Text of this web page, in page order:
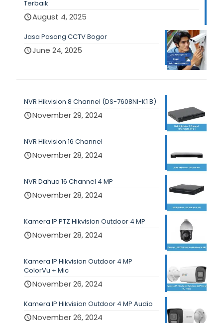
Terbaik
August 4, 2025
Jasa Pasang CCTV Bogor
June 24, 2025
NVR Hikvision 8 Channel (DS-7608NI-K1 B)
November 29, 2024
NVR Hikvision 16 Channel
November 28, 2024
NVR Dahua 16 Channel 4 MP
November 28, 2024
Kamera IP PTZ Hikvision Outdoor 4 MP
November 28, 2024
Kamera IP Hikvision Outdoor 4 MP
ColorVu + Mic
November 26, 2024
Kamera IP Hikvision Outdoor 4 MP Audio
November 26, 2024